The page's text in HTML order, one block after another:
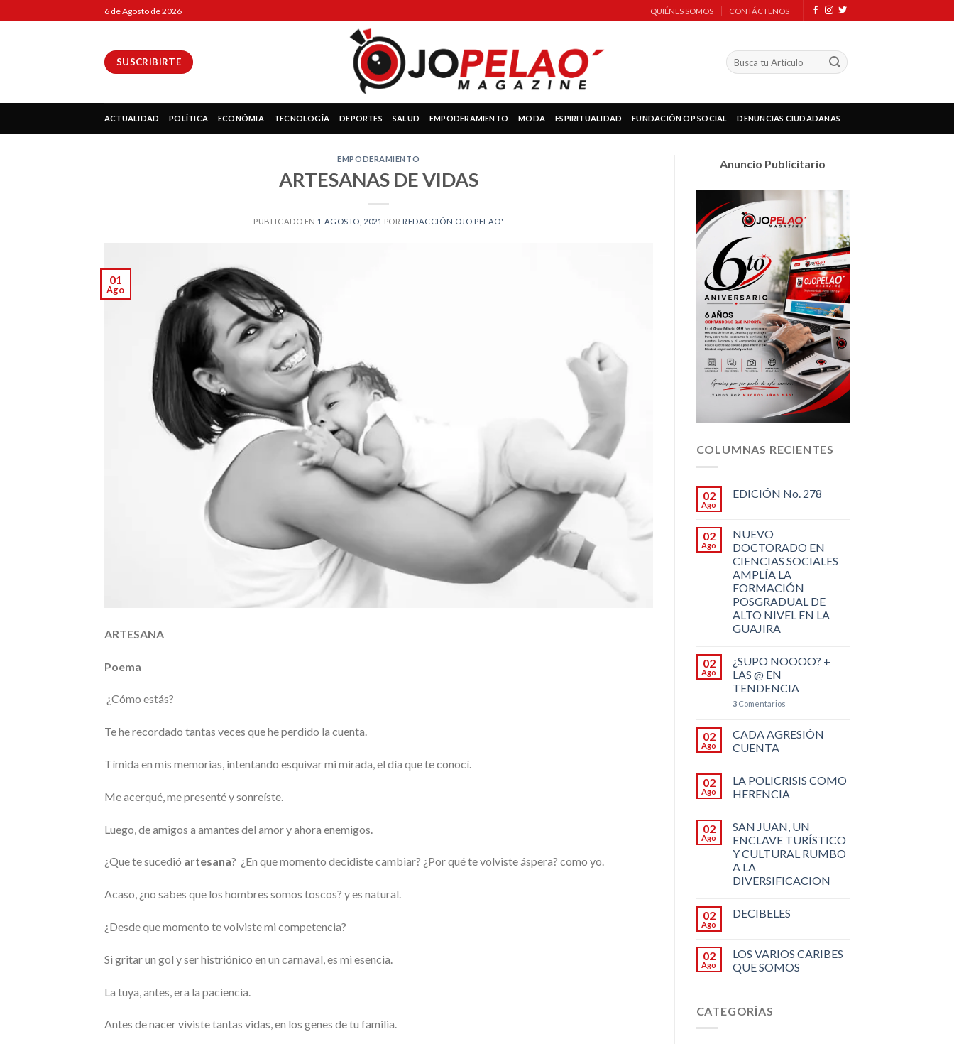
to
6 de Agosto de 2026 QUIÉNES SOMOS CONTÁCTENOS
SUSCRIBIRTE
ACTUALIDAD POLÍTICA ECONÓMIA TECNOLOGÍA DEPORTES SALUD EMPODERAMIENTO MODA ESPIRITUALIDAD FUNDACIÓN OP SOCIAL DENUNCIAS CIUDADANAS
EMPODERAMIENTO
ARTESANAS DE VIDAS
PUBLICADO EN 1 AGOSTO, 2021 POR REDACCIÓN OJO PELAO'
01
Ago
ARTESANA
Poema
¿Cómo estás?
Te he recordado tantas veces que he perdido la cuenta.
Tímida en mis memorias, intentando esquivar mi mirada, el día que te conocí.
Me acerqué, me presenté y sonreíste.
Luego, de amigos a amantes del amor y ahora enemigos.
¿Que te sucedió artesana? ¿En que momento decidiste cambiar? ¿Por qué te volviste áspera? como yo.
Acaso, ¿no sabes que los hombres somos toscos? y es natural.
¿Desde que momento te volviste mi competencia?
Si gritar un gol y ser histriónico en un carnaval, es mi esencia.
La tuya, antes, era la paciencia.
Antes de nacer viviste tantas vidas, en los genes de tu familia.
Anuncio Publicitario
COLUMNAS RECIENTES
02
Ago
EDICIÓN No. 278
02
Ago
NUEVO
DOCTORADO EN
CIENCIAS SOCIALES
AMPLÍA LA
FORMACIÓN
POSGRADUAL DE
ALTO NIVEL EN LA
GUAJIRA
02
Ago
¿SUPO NOOOO? +
LAS @ EN
TENDENCIA
3Comentarios
02
Ago
CADA AGRESIÓN
CUENTA
02
Ago
LA POLICRISIS COMO
HERENCIA
02
Ago
SAN JUAN, UN
ENCLAVE TURÍSTICO
Y CULTURAL RUMBO
A LA
DIVERSIFICACION
02
Ago
DECIBELES
02
Ago
LOS VARIOS CARIBES
QUE SOMOS
CATEGORÍAS